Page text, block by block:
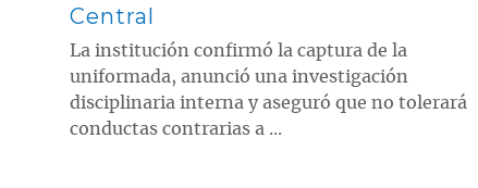
Central
La institución confirmó la captura de la
uniformada, anunció una investigación
disciplinaria interna y aseguró que no tolerará
conductas contrarias a ...